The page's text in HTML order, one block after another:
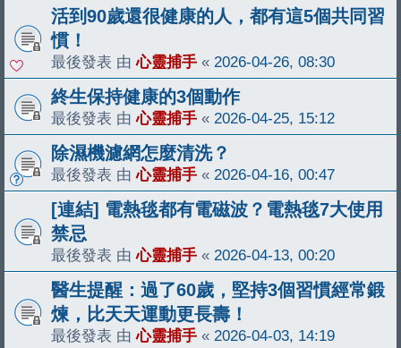
活到90歲還很健康的人，都有這5個共同習
慣！
最後發表 由心靈捕手 « 2026-04-26, 08:30
終生保持健康的3個動作
最後發表 由心靈捕手 « 2026-04-25, 15:12
除濕機濾網怎麼清洗？
最後發表 由心靈捕手 « 2026-04-16, 00:47
[連結] 電熱毯都有電磁波？電熱毯7大使用
禁忌
最後發表 由心靈捕手 « 2026-04-13, 00:20
醫生提醒：過了60歲，堅持3個習慣經常鍛
煉，比天天運動更長壽！
最後發表 由心靈捕手 « 2026-04-03, 14:19